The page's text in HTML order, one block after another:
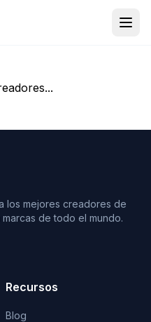
los mejores creadores de
de todo el mundo.
Recursos
Blog